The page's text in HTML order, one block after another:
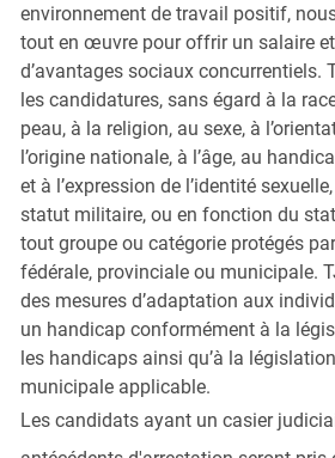
environnement de travail positif,
tout en œuvre pour offrir un salaire
d’avantages sociaux concurrentiels.
les candidatures, sans égard à la
peau, à la religion, au sexe, à
l’origine nationale, à l’âge, au
et à l’expression de l’identité
statut militaire, ou en fonction du
tout groupe ou catégorie protégés
fédérale, provinciale ou municipale.
des mesures d’adaptation aux
un handicap conformément à la
les handicaps ainsi qu’à la
municipale applicable.
Les candidats ayant un casier